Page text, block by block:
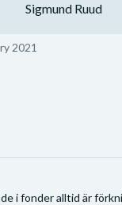
Sigmund Ruud
2021
i fonder alltid är